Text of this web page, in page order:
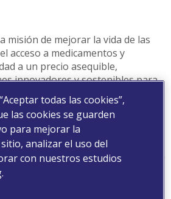
misión de mejorar la vida de las
acceso a medicamentos y
a un precio asequible,
innovadores y sostenibles para
la colaboración con todos
de salud global surgida en 2020
que todas las personas
más saludable en cada etapa
todas las cookies”,
las cookies se guarden
para mejorar la
analizar el uso del
con nuestros estudios